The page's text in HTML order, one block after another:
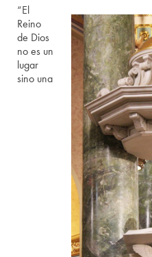
“El
Reino
de Dios
no es un
lugar
sino una